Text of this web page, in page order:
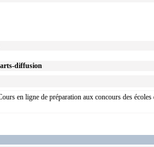
diffusion
en ligne de préparation aux concours des